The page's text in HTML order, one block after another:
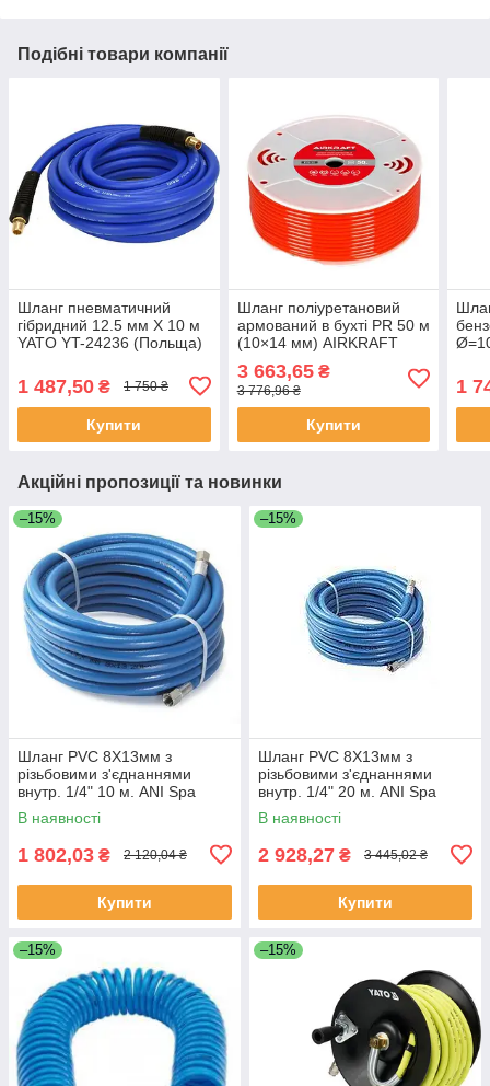
Подібні товари компанії
Шланг пневматичний
гібридний 12.5 мм X 10 м
YATO YT-24236 (Польща)
1 487,50 ₴ 1 750 ₴
Купити
Шланг поліуретановий
армований в бухті PR 50 м
(10×14 мм) AIRKRAFT
3 663,65₴
3 776,96 ₴
Купити
1
Акційні пропозиції та новинки
–15%
Шланг PVC 8Х13мм з
різьбовими з'єднаннями
внутр. 1/4" 10 м. ANI Spa
AH0379104 (Італія)
В наявності
1 802,03 ₴ 2 120,04 ₴
Купити
–15%
Шланг PVC 8Х13мм з
різьбовими з'єднаннями
внутр. 1/4" 20 м. ANI Spa
AH0379105 (Італія)
В наявності
2 928,27 ₴ 3 445,02 ₴
Купити
–15% –15%